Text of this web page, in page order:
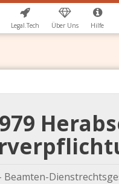
Legal.Tech Über Uns Hilfe
Beamten-